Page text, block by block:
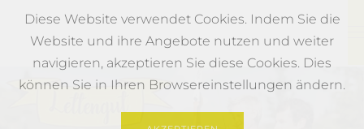
Diese Website verwendet Cookies. Indem Sie die
Website und ihre Angebote nutzen und weiter
navigieren, akzeptieren Sie diese Cookies. Dies
können Sie in Ihren Browsereinstellungen ändern.
Skip to main content